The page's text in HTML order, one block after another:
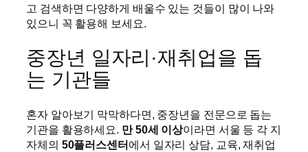
고 검색하면 다양하게 배울수 있는 것들이 많이 나와
있으니 꼭 활용해 보세요.
중장년 일자리·재취업을 돕
는 기관들
혼자 알아보기 막막하다면, 중장년을 전문으로 돕는
기관을 활용하세요. 만 50세 이상이라면 서울 등 각 지
자체의 50플러스센터에서 일자리 상담, 교육, 재취업